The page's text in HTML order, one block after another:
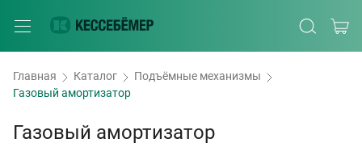
Главная Каталог
Подъёмные механизмы
Газовый амортизатор
Газовый амортизатор